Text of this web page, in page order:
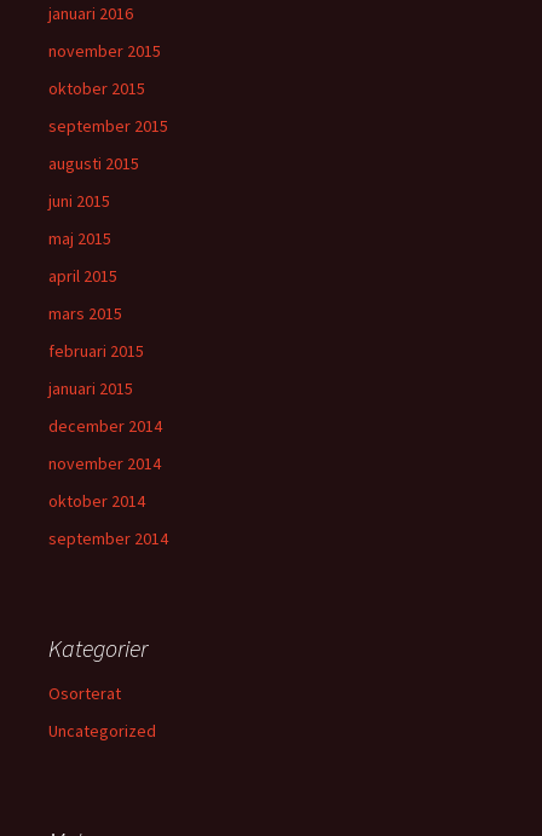
januari 2016
november 2015
oktober 2015
september 2015
augusti 2015
juni 2015
maj 2015
april 2015
mars 2015
februari 2015
januari 2015
december 2014
november 2014
oktober 2014
september 2014
Kategorier
Osorterat
Uncategorized